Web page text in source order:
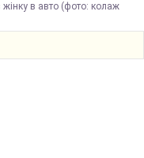
в авто (фото: колаж